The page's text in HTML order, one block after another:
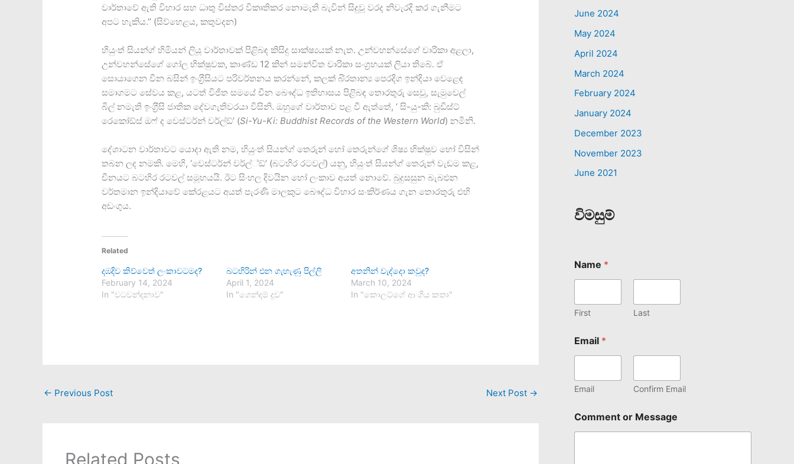
වාර්තාවේ ඇති විහාර සහ ධාතු විස්තර විකෘතිකර නොමැති බැවින් සිදුවූ වරද නිවැරදි කර ගැනීමට
අපට හැකිය.’’ (සිව්හෙළය, කතුවදන)
හියුංත් සියන්ග් හිමියන් ලියූ වාර්තාවක් පිළිබඳ කිසිදු සාක්ෂ්‍යයක් නැත. උන්වහන්සේගේ චාරිකා අළලා,
උන්වහන්සේගේ ගෝල භික්ෂුවක, කාණ්ඩ 12 කින් සමන්විත චාරිකා සංග‍්‍රහයක් ලියා තිබේ. ඒ
සොයාගෙන චීන බසින් ඉංග‍්‍රීසියට පරිවර්තනය කරන්නේ, කලක් බි‍්‍රතාන්‍ය පෙරදිග ඉන්දියා වෙළෙඳ
සමාගමට සේවය කළ, යටත් විජිත සමයේ චීන බෞද්ධ ඉතිහාසය පිළිබඳ තොරතුරු සෙවූ, සැමුවෙල්
බීල් නමැති ඉංග‍්‍රීසි ජාතික දේවගැතිවරයා විසිනි. ඔහුගේ වාර්තාව පළ වී ඇත්තේ, ‘ සි-යු-කි: බුඩිස්ට්
රෙකෝඞ්ස් ඔෆ් ද වෙස්ටර්න් වර්ල්ඞ්’ (Si-Yu-Ki: Buddhist Records of the Western World) නමිනි.
දේශාටන වාර්තාවට යොදා ඇති නම, හියුංත් සියන්ග් තෙරුන් හෝ තෙරුන්ගේ ශිෂ්‍ය භික්ෂුව හෝ විසින්
තබන ලද නමකි. මෙහි, ‘වෙස්ටර්න් වර්ල්්ඞ්’ (බටහිර රටවල්) යනු, හියුංත් සියන්ග් තෙරුන් වැඩම කළ,
චීනයට බටහිර රටවල් සමූහයයි. ඊට සිංහල දිවයින හෝ ලංකාව අයත් නොවේ. බුදුසසුන බැබළුන
වර්තමාන ඉන්දියාවේ කේරළයට අයත් පැරණි මාලකුට බෞද්ධ විහාර සංකිර්ණය ගැන තොරතුරු එහි
අඩංගුය.
Related
දඹදිව කිව්වෙත් ලංකාවටමද?
February 14, 2024
In "වටවන්දනාව"
බටහිරින් එන ගැහැණු පිල්ලි
April 1, 2024
In "ගෙන්දම් දූව"
අතනින් වැද්දො කවුද?
March 10, 2024
In "කොලට්ගේ ආ ගිය කතා"
← Previous Post Next Post →
Related Posts
June 2024
May 2024
April 2024
March 2024
February 2024
January 2024
December 2023
November 2023
June 2021
විමසුම්
Name *
First Last
Email *
Email Confirm Email
Comment or Message